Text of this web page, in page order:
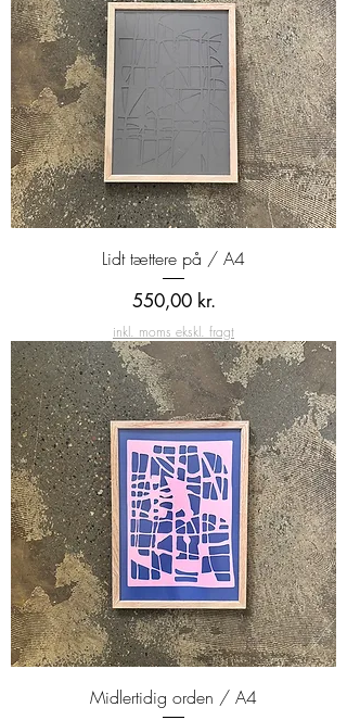
Lidt tættere på / A4
Pris
550,00 kr.
inkl. moms ekskl. fragt
Midlertidig orden / A4